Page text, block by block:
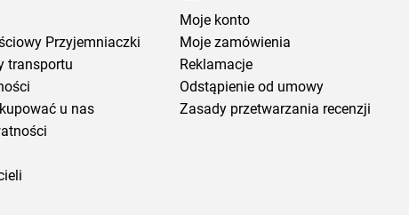
Przyjemniaczki
transportu
u nas
Moje konto
Moje zamówienia
Reklamacje
Odstąpienie od umowy
Zasady przetwarzania recenzji